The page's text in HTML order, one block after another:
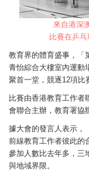
來自港深
比賽在乒
教育界的體育盛事，「
青怡綜合大樓室內運動
聚首一堂，競逐12項比
比賽由香港教育工作者
會聯合主辦，教育署協
據大會的發言人表示，
前線教育工作者彼此的
參加人數比去年多，三
與地域界限。